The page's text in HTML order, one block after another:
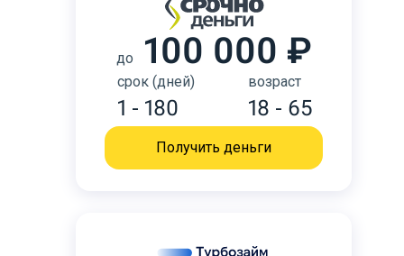
до 100 000 ₽
срок (дней)
1 - 180
возраст
18 - 65
Получить деньги